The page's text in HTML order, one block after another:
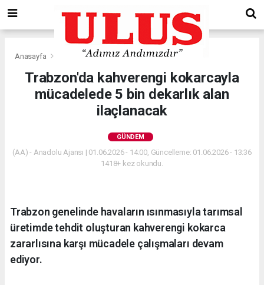
Anasayfa Gündem
Trabzon'da kahverengi kokarcayla
mücadelede 5 bin dekarlık alan
ilaçlanacak
GÜNDEM
(AA) - Anadolu Ajansı | 01.06.2026 - 14:00, Güncelleme: 01.06.2026 - 13:36
1418+ kez okundu.
Trabzon genelinde havaların ısınmasıyla tarımsal
üretimde tehdit oluşturan kahverengi kokarca
zararlısına karşı mücadele çalışmaları devam
ediyor.